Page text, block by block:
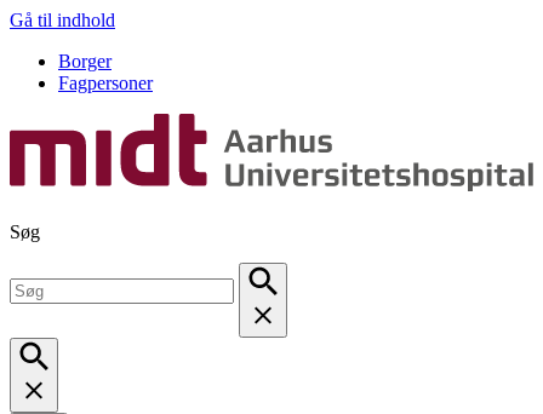
Gå til indhold
Borger
Fagpersoner
Søg